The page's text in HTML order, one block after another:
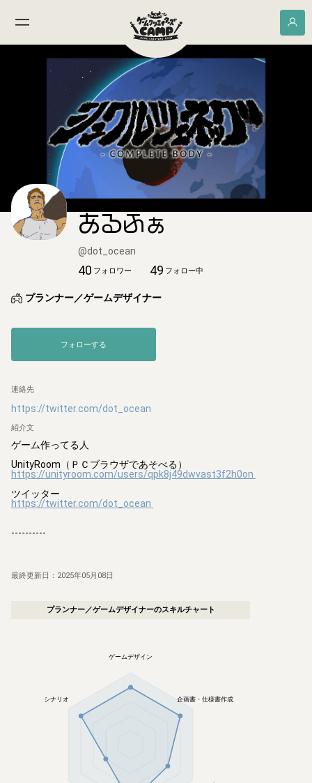
あるふぁ
@dot_ocean
40 フォロワー 49 フォロー中
プランナー／ゲームデザイナー
フォローする
連絡先
https://twitter.com/dot_ocean
紹介文
ゲーム作ってる人
https://unityroom.com/users/qpk8j49dwvast3f2h0on
https://twitter.com/dot_ocean
----------
最終更新日： 2025年05月08日
プランナー／ゲームデザイナーのスキルチャート
ゲームデザイン
企画書・仕様書作成
シナリオ